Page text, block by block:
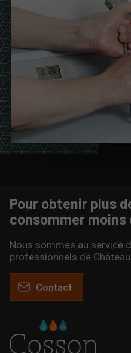
Pour obtenir plus
consommer moins
Nous sommes au service
professionnels de
Contact